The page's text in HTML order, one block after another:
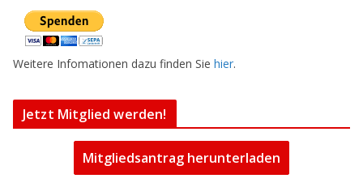
Weitere Infomationen dazu finden Sie hier.
Jetzt Mitglied werden!
Mitgliedsantrag herunterladen